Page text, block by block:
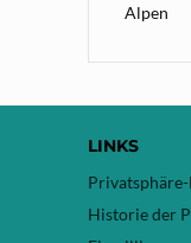
Alpen
LINKS
Historie der